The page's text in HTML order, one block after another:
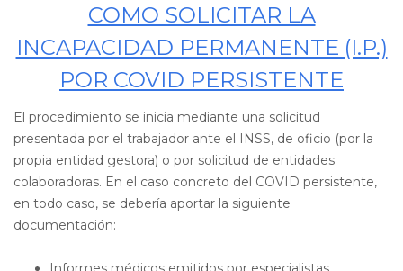
COMO SOLICITAR LA
INCAPACIDAD PERMANENTE (I.P.)
POR COVID PERSISTENTE
El procedimiento se inicia mediante una solicitud
presentada por el trabajador ante el INSS, de oficio (por la
propia entidad gestora) o por solicitud de entidades
colaboradoras. En el caso concreto del COVID persistente,
en todo caso, se debería aportar la siguiente
documentación: